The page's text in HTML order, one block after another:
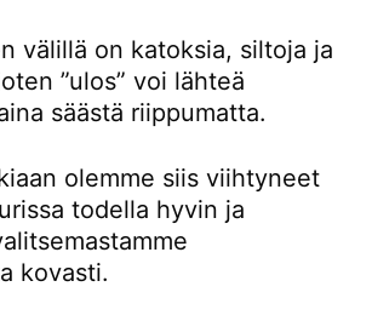
välillä on katoksia, siltoja ja
”ulos” voi lähteä
säästä riippumatta.
olemme siis viihtyneet
todella hyvin ja
kovasti.